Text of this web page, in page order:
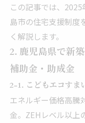
この記事では、
島市の住宅支援制度
く解説します。
2. 鹿児島県で新
補助金・助成金
2-1. こどもエコすま
エネルギー価格高騰
金。ZEHレベル以上